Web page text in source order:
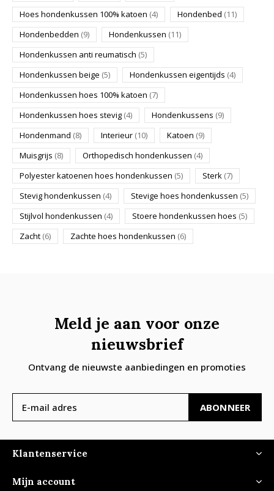
Hoes hondenkussen 100% katoen (4) Hondenbed (11)
Hondenbedden (9) Hondenkussen (11)
Hondenkussen anti reumatisch (5)
Hondenkussen beige (5) Hondenkussen eigentijds (4)
Hondenkussen hoes 100% katoen (7)
Hondenkussen hoes stevig (4) Hondenkussens (9)
Hondenmand (8) Interieur (10) Katoen (9)
Muisgrijs (8) Orthopedisch hondenkussen (4)
Polyester katoenen hoes hondenkussen (5) Sterk (7)
Stevig hondenkussen (4) Stevige hoes hondenkussen (5)
Stijlvol hondenkussen (4) Stoere hondenkussen hoes (5)
Zacht (6) Zachte hoes hondenkussen (6)
Meld je aan voor onze
nieuwsbrief
Ontvang de nieuwste aanbiedingen en promoties
ABONNEER
Klantenservice
Mijn account